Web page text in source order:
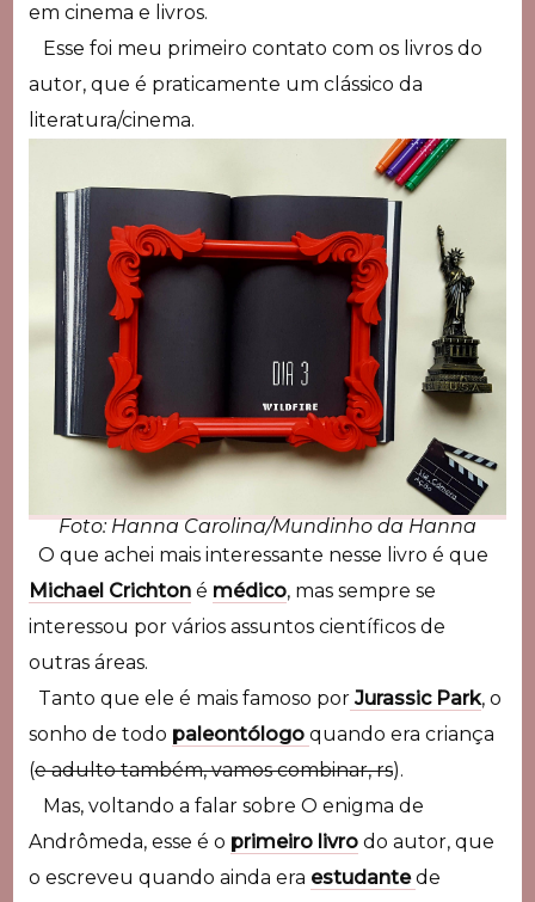
em cinema e livros.
Esse foi meu primeiro contato com os livros do
autor, que é praticamente um clássico da
literatura/cinema.
Foto: Hanna Carolina/Mundinho da Hanna
O que achei mais interessante nesse livro é que
Michael Crichtoné médico, mas sempre se
interessou por vários assuntos científicos de
outras áreas.
Tanto que ele é mais famoso porJurassic Park, o
sonho de todo paleontólogo quando era criança
(e adulto também, vamos combinar, rs).
Mas, voltando a falar sobre O enigma de
Andrômeda, esse é o primeiro livrodo autor, que
o escreveu quando ainda era estudantede